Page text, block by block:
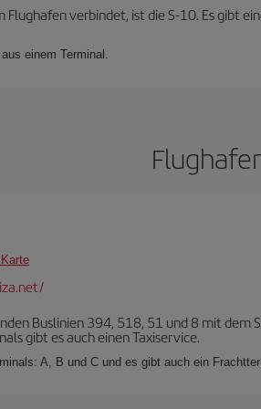
verbindet, ist die S-10. Es gibt
einem Terminal.
Buslinien 394, 518, 51 und 8 mit
gibt es auch einen Taxiservice.
A, B und C und es gibt auch ein